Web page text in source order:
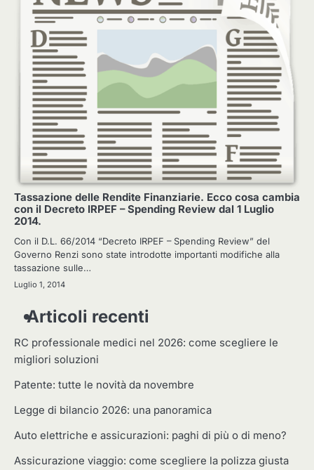
Tassazione delle Rendite Finanziarie. Ecco cosa cambia
con il Decreto IRPEF – Spending Review dal 1 Luglio
2014.
Con il D.L. 66/2014 “Decreto IRPEF – Spending Review” del
Governo Renzi sono state introdotte importanti modifiche alla
tassazione sulle…
Luglio 1, 2014
Articoli recenti
RC professionale medici nel 2026: come scegliere le
migliori soluzioni
Patente: tutte le novità da novembre
Legge di bilancio 2026: una panoramica
Auto elettriche e assicurazioni: paghi di più o di meno?
Assicurazione viaggio: come scegliere la polizza giusta